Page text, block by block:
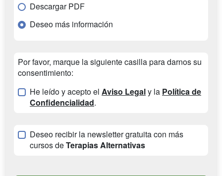
Descargar PDF
Deseo más información
Por favor, marque la siguiente casilla para darnos su
consentimiento:
He leído y acepto el Aviso Legaly la Política de
Confidencialidad.
Deseo recibir la newsletter gratuita con más
cursos deTerapias Alternativas